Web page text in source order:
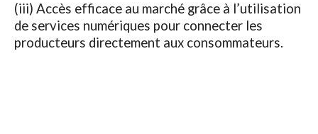
(iii) Accès efficace au marché grâce à l’utilisation
de services numériques pour connecter les
producteurs directement aux consommateurs.